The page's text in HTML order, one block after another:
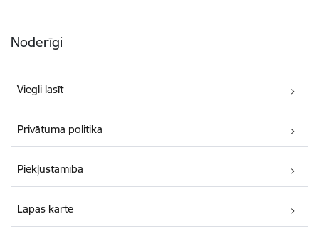
Noderīgi
Viegli lasīt
Privātuma politika
Piekļūstamība
Lapas karte